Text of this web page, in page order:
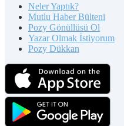
Neler Yaptık?
Mutlu Haber Bülteni
Pozy Gönüllüsü Ol
Yazar Olmak İstiyorum
Pozy Dükkan